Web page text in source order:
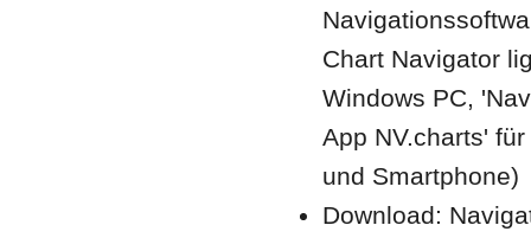
Chart Navigator
Windows PC,
App NV.charts' für
und Smartphone)
Download: